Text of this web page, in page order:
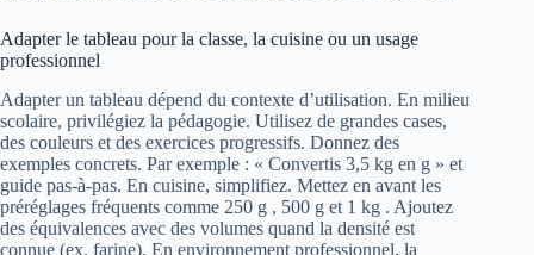
Adapter le tableau pour la classe, la cuisine ou un usage
professionnel
Adapter un tableau dépend du contexte d’utilisation. En milieu
scolaire, privilégiez la pédagogie. Utilisez de grandes cases,
des couleurs et des exercices progressifs. Donnez des
exemples concrets. Par exemple : « Convertis 3,5 kg en g » et
guide pas-à-pas. En cuisine, simplifiez. Mettez en avant les
préréglages fréquents comme 250 g , 500 g et 1 kg . Ajoutez
des équivalences avec des volumes quand la densité est
connue (ex. farine). En environnement professionnel, la